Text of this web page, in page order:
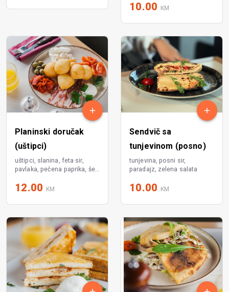
10.00 KM
Planinski doručak
(uštipci)
uštipci, slanina, feta sir,
pavlaka, pečena paprika, šeri
12.00 KM
Sendvič sa
tunjevinom (posno)
tunjevina, posni sir,
paradajz, zelena salata
10.00 KM